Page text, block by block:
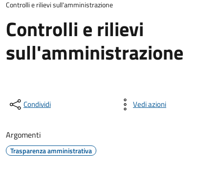
Controlli e rilievi sull'amministrazione
Controlli e rilievi
sull'amministrazione
Condividi Vedi azioni
Argomenti
Trasparenza amministrativa